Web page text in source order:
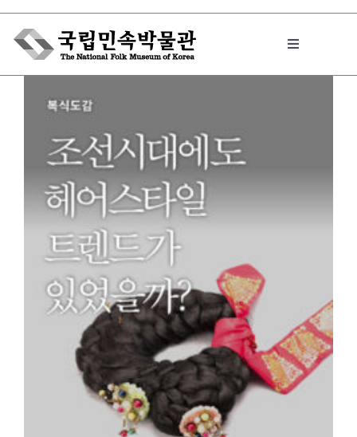
Skip
content
Toggle
박물관에서는
민속이야기
민속 인사이드
원문보기 PDF
박물관 홈페이지